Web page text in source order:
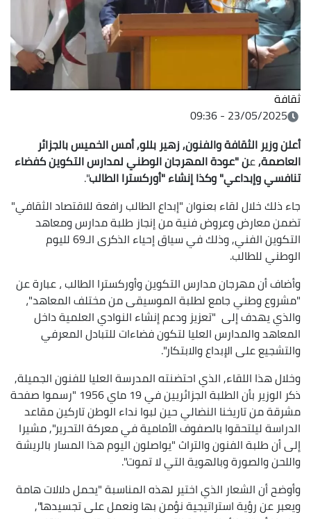
ثقافة
23/05/2025 - 09:36
أعلن وزير الثقافة والفنون, زهير بللو, أمس الخميس بالجزائر
العاصمة,عن "عودة المهرجان الوطني لمدارس التكوين كفضاء
تنافسي وإبداعي" وكذا إنشاء "أوركسترا الطالب".
جاء ذلك خلال لقاء بعنوان "إبداع الطالب رافعة للاقتصاد الثقافي"
تضمن معارض وعروض فنية من إنجاز طلبة مدارس ومعاهد
التكوين الفني, وذلك في سياق إحياء الذكرى الـ69 لليوم
الوطني للطالب.
وأضاف أن مهرجان مدارس التكوين وأوركسترا الطالب ، عبارة عن
"مشروع وطني جامع لطلبة الموسيقى من مختلف المعاهد"،
والذي يهدف إلى "تعزيز ودعم إنشاء النوادي العلمية داخل
المعاهد والمدارس العليا لتكون فضاءات للتبادل المعرفي
والتشجيع على الإبداع والابتكار".
وخلال هذا اللقاء, الذي احتضنته المدرسة العليا للفنون الجميلة,
ذكر الوزير بأن الطلبة الجزائريين في 19 ماي 1956 "رسموا صفحة
مشرقة من تاريخنا النضالي حين لبوا نداء الوطن تاركين مقاعد
الدراسة ليلتحقوا بالصفوف الأمامية في معركة التحرير", مشيرا
إلى أن طلبة الفنون والتراث "يواصلون اليوم هذا المسار بالريشة
واللحن والصورة وبالهوية التي لا تموت".
وأوضح أن الشعار الذي اختير لهذه المناسبة "يحمل دلالات هامة
ويعبر عن رؤية استراتيجية نؤمن بها ونعمل على تجسيدها",